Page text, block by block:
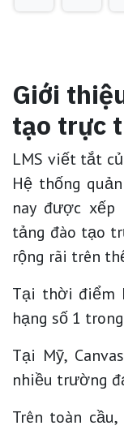
Giới
tạo trực
LMS viết tắt
Hệ thống
nay được xếp
tảng đào tạo
rộng rãi trên
Tại thời điểm
hạng số 1
Tại Mỹ,
nhiều trường
Trên toàn